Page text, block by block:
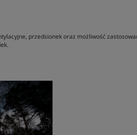
przedsionek oraz możliwość